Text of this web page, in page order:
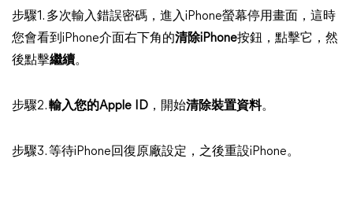
步驟1. 多次輸入錯誤密碼，進入iPhone螢幕停用畫面，這時
您會看到iPhone介面右下角的清除iPhone按鈕，點擊它，然
後點擊繼續。
步驟2.輸入您的Apple ID ，開始清除裝置資料。
步驟3. 等待iPhone回復原廠設定，之後重設iPhone。